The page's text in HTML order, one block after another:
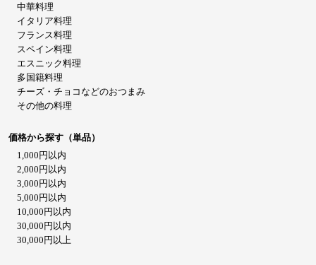
中華料理
イタリア料理
フランス料理
スペイン料理
エスニック料理
多国籍料理
チーズ・チョコなどのおつまみ
その他の料理
価格から探す（単品）
1,000円以内
2,000円以内
3,000円以内
5,000円以内
10,000円以内
30,000円以内
30,000円以上